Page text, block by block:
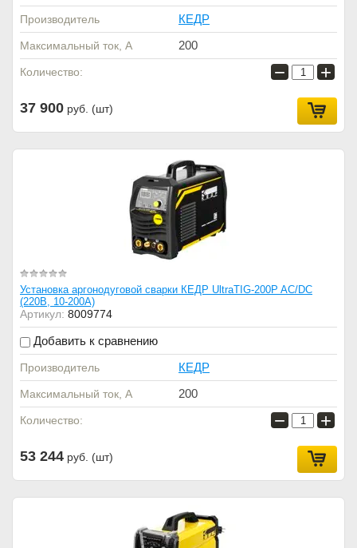
Производитель КЕДР
Максимальный ток, А 200
Количество: − +
37 900 руб. (шт)
Установка аргонодуговой сварки КЕДР UltraTIG-200P AC/DC
(220В, 10-200А)
Артикул: 8009774
Добавить к сравнению
Производитель КЕДР
Максимальный ток, А 200
Количество: − +
53 244 руб. (шт)